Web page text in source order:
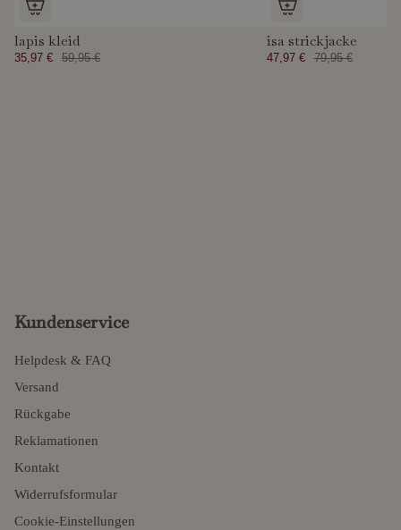
lapis kleid
35,97 € 59,95 €
isa strickjacke
47,97 € 79,95 €
Kundenservice
Helpdesk & FAQ
Versand
Rückgabe
Reklamationen
Kontakt
Widerrufsformular
Cookie-Einstellungen